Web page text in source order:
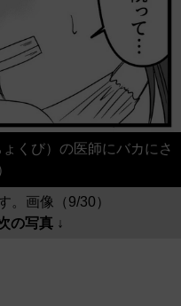
くび）の医師にバカにさ
。画像（9/30）
の写真 ↓